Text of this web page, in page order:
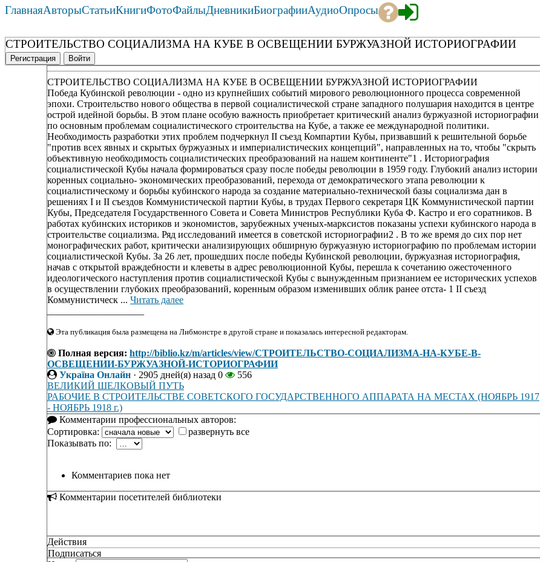
ГлавнаяАвторыСтатьиКнигиФотоФайлыДневникиБиографииАудиоОпросы
СТРОИТЕЛЬСТВО СОЦИАЛИЗМА НА КУБЕ В ОСВЕЩЕНИИ БУРЖУАЗНОЙ ИСТОРИОГРАФИИ
Регистрация Войти
СТРОИТЕЛЬСТВО СОЦИАЛИЗМА НА КУБЕ В ОСВЕЩЕНИИ БУРЖУАЗНОЙ ИСТОРИОГРАФИИ
Победа Кубинской революции - одно из крупнейших событий мирового революционного процесса современной
эпохи. Строительство нового общества в первой социалистической стране западного полушария находится в центре
острой идейной борьбы. В этом плане особую важность приобретает критический анализ буржуазной историографии
по основным проблемам социалистического строительства на Кубе, а также ее международной политики.
Необходимость разработки этих проблем подчеркнул II съезд Компартии Кубы, призвавший к решительной борьбе
"против всех явных и скрытых буржуазных и империалистических концепций", направленных на то, чтобы "скрыть
объективную необходимость социалистических преобразований на нашем континенте"1 . Историография
социалистической Кубы начала формироваться сразу после победы революции в 1959 году. Глубокий анализ истории
коренных социально- экономических преобразований, перехода от демократического этапа революции к
социалистическому и борьбы кубинского народа за создание материально-технической базы социализма дан в
решениях I и II съездов Коммунистической партии Кубы, в трудах Первого секретаря ЦК Коммунистической партии
Кубы, Председателя Государственного Совета и Совета Министров Республики Куба Ф. Кастро и его соратников. В
работах кубинских историков и экономистов, зарубежных ученых-марксистов показаны успехи кубинского народа в
строительстве социализма. Ряд исследований имеется в советской историографии2 . В то же время до сих пор нет
монографических работ, критически анализирующих обширную буржуазную историографию по проблемам истории
социалистической Кубы. За 26 лет, прошедших после победы Кубинской революции, буржуазная историография,
начав с открытой враждебности и клеветы в адрес революционной Кубы, перешла к сочетанию ожесточенного
идеологического наступления против социалистической Кубы с вынужденным признанием ее исторических успехов
в осуществлении глубоких преобразований, коренным образом изменивших облик ранее отста- 1 II съезд
Коммунистическ ... Читать далее
Эта публикация была размещена на Либмонстре в другой стране и показалась интересной редакторам.
Полная версия: http://biblio.kz/m/articles/view/СТРОИТЕЛЬСТВО-СОЦИАЛИЗМА-НА-КУБЕ-В-
ОСВЕЩЕНИИ-БУРЖУАЗНОЙ-ИСТОРИОГРАФИИ
Україна Онлайн · 2905 дней(я) назад 0
556
ВЕЛИКИЙ ШЕЛКОВЫЙ ПУТЬ
РАБОЧИЕ В СТРОИТЕЛЬСТВЕ СОВЕТСКОГО ГОСУДАРСТВЕННОГО АППАРАТА НА МЕСТАХ (НОЯБРЬ 1917
- НОЯБРЬ 1918 г.)
Комментарии профессиональных авторов:
Сортировка:
развернуть все
Показывать по:
Комментариев пока нет
Комментарии посетителей библиотеки
Действия
Подписаться